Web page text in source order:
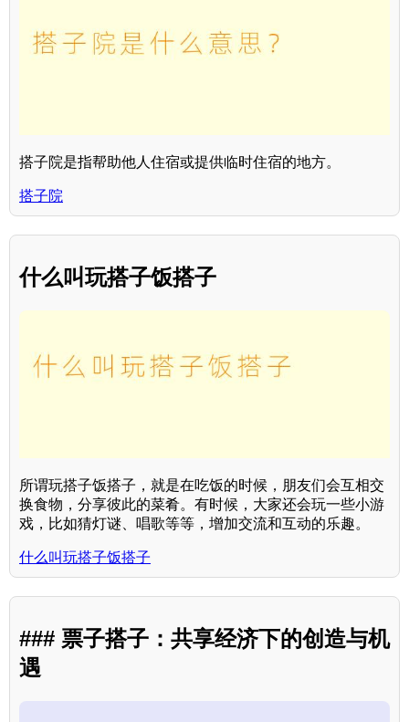
搭子院是指帮助他人住宿或提供临时住宿的地方。
搭子院
什么叫玩搭子饭搭子
所谓玩搭子饭搭子，就是在吃饭的时候，朋友们会互相交
换食物，分享彼此的菜肴。有时候，大家还会玩一些小游
戏，比如猜灯谜、唱歌等等，增加交流和互动的乐趣。
什么叫玩搭子饭搭子
### 票子搭子：共享经济下的创造与机
遇